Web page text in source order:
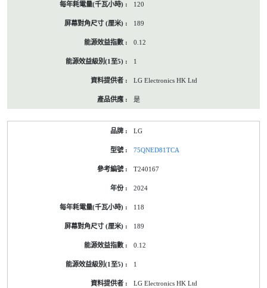
120
189
0.12
1
LG Electronics HK Ltd
是
LG
75QNED81TCA
T240167
2024
118
189
0.12
1
LG Electronics HK Ltd